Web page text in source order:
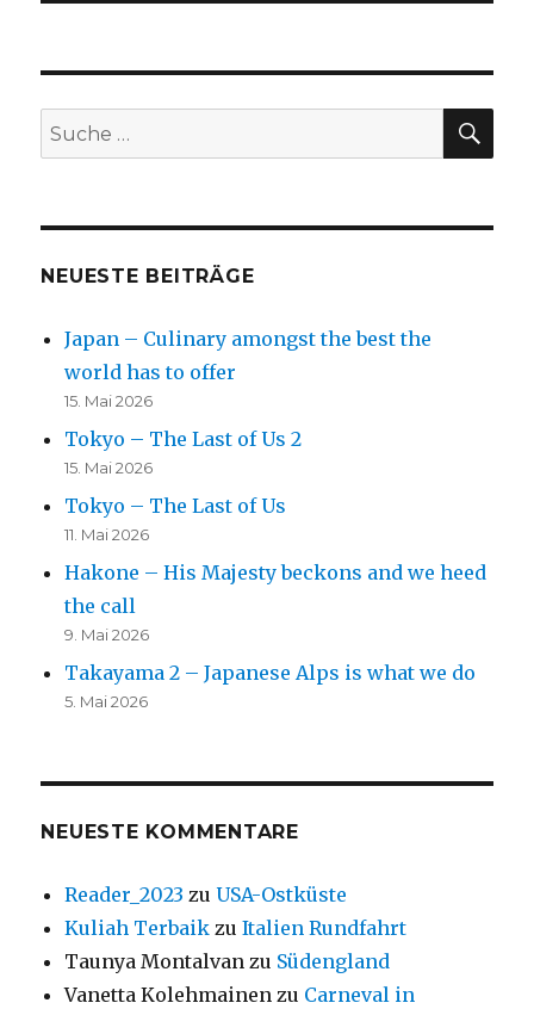
Suche
nach:
NEUESTE BEITRÄGE
Japan – Culinary amongst the best the
world has to offer
15. Mai 2026
Tokyo – The Last of Us 2
15. Mai 2026
Tokyo – The Last of Us
11. Mai 2026
Hakone – His Majesty beckons and we heed
the call
9. Mai 2026
Takayama 2 – Japanese Alps is what we do
5. Mai 2026
NEUESTE KOMMENTARE
Reader_2023 zuUSA-Ostküste
Kuliah Terbaik zuItalien Rundfahrt
Taunya Montalvan zu Südengland
Vanetta Kolehmainen zu Carneval in